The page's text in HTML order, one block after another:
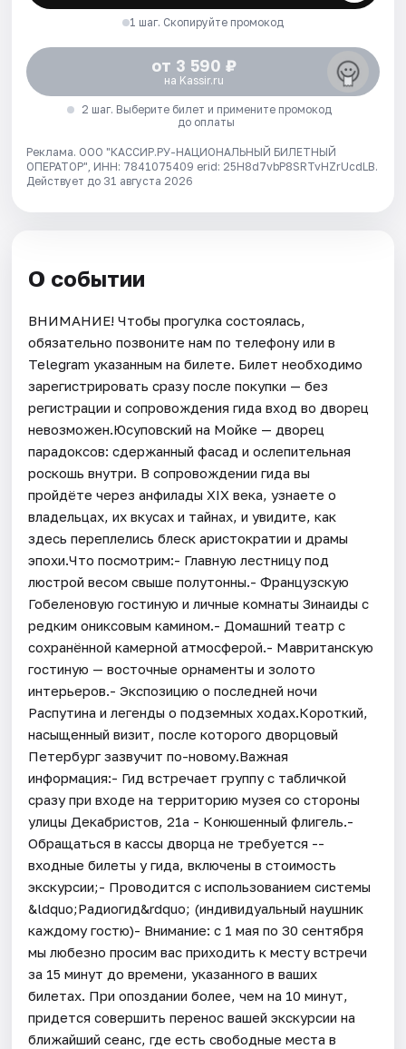
1 шаг. Скопируйте промокод
от 3 590 ₽
на Kassir.ru
2 шаг. Выберите билет и примените промокод
до оплаты
Реклама. ООО "КАССИР.РУ-НАЦИОНАЛЬНЫЙ БИЛЕТНЫЙ
ОПЕРАТОР", ИНН: 7841075409 erid: 25H8d7vbP8SRTvHZrUcdLB.
Действует до 31 августа 2026
О событии
ВНИМАНИЕ! Чтобы прогулка состоялась,
обязательно позвоните нам по телефону или в
Telegram указанным на билете. Билет необходимо
зарегистрировать сразу после покупки — без
регистрации и сопровождения гида вход во дворец
невозможен.Юсуповский на Мойке — дворец
парадоксов: сдержанный фасад и ослепительная
роскошь внутри. В сопровождении гида вы
пройдёте через анфилады XIX века, узнаете о
владельцах, их вкусах и тайнах, и увидите, как
здесь переплелись блеск аристократии и драмы
эпохи.Что посмотрим:- Главную лестницу под
люстрой весом свыше полутонны.- Французскую
Гобеленовую гостиную и личные комнаты Зинаиды с
редким ониксовым камином.- Домашний театр с
сохранённой камерной атмосферой.- Мавританскую
гостиную — восточные орнаменты и золото
интерьеров.- Экспозицию о последней ночи
Распутина и легенды о подземных ходах.Короткий,
насыщенный визит, после которого дворцовый
Петербург зазвучит по-новому.Важная
информация:- Гид встречает группу с табличкой
сразу при входе на территорию музея со стороны
улицы Декабристов, 21а - Конюшенный флигель.-
Обращаться в кассы дворца не требуется --
входные билеты у гида, включены в стоимость
экскурсии;- Проводится с использованием системы
&ldquo;Радиогид&rdquo; (индивидуальный наушник
каждому гостю)- Внимание: с 1 мая по 30 сентября
мы любезно просим вас приходить к месту встречи
за 15 минут до времени, указанного в ваших
билетах. При опоздании более, чем на 10 минут,
придется совершить перенос вашей экскурсии на
ближайший сеанс, где есть свободные места в